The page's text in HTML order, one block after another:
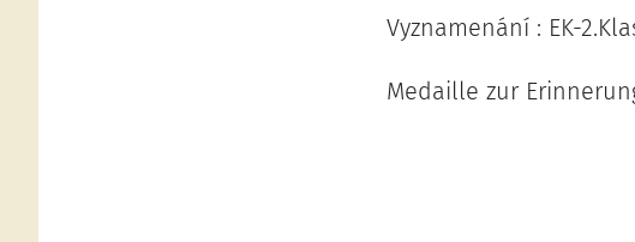
Vyznamenání : EK-
Medaille zur